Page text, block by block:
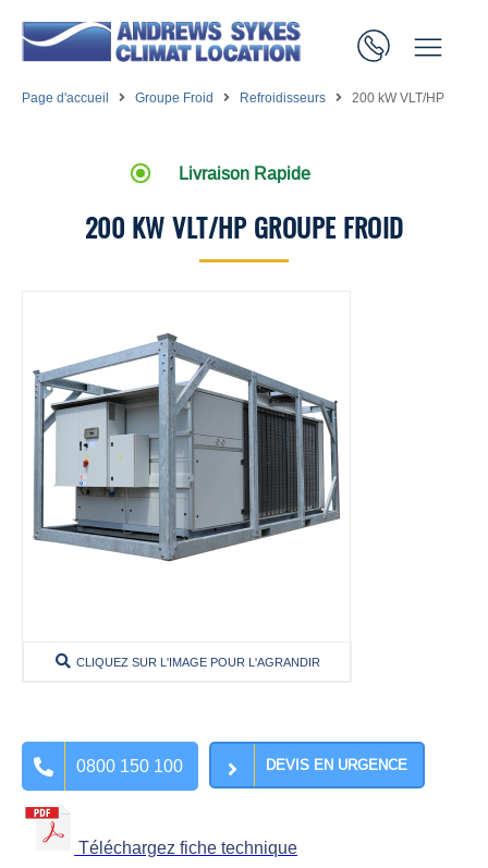
Page d'accueil Groupe Froid Refroidisseurs 200 kW VLT/HP
Livraison Rapide
200 KW VLT/HP GROUPE FROID
CLIQUEZ SUR L'IMAGE POUR L'AGRANDIR
0800 150 100 DEVIS EN URGENCE
Téléchargez fiche technique